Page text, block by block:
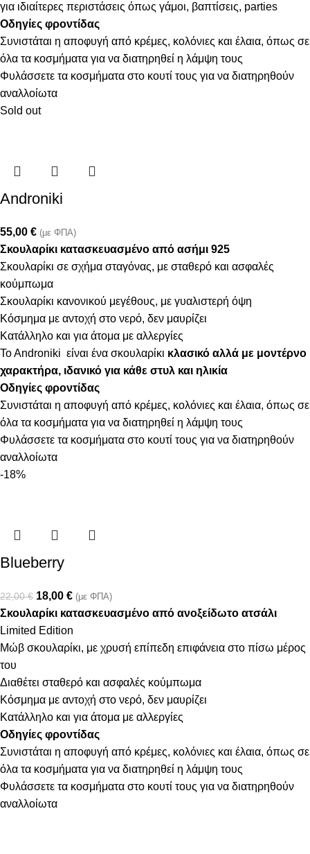
για ιδιαίτερες περιστάσεις όπως γάμοι, βαπτίσεις, parties
Οδηγίες φροντίδας
Συνιστάται η αποφυγή από κρέμες, κολόνιες και έλαια, όπως σε
όλα τα κοσμήματα για να διατηρηθεί η λάμψη τους
Φυλάσσετε τα κοσμήματα στο κουτί τους για να διατηρηθούν
αναλλοίωτα
Sold out
Androniki
55,00 € (με ΦΠΑ)
Σκουλαρίκι κατασκευασμένο από ασήμι 925
Σκουλαρίκι σε σχήμα σταγόνας, με σταθερό και ασφαλές
κούμπωμα
Σκουλαρίκι κανονικού μεγέθους, με γυαλιστερή όψη
Κόσμημα με αντοχή στο νερό, δεν μαυρίζει
Κατάλληλο και για άτομα με αλλεργίες
To Androniki είναι ένα σκουλαρίκι κλασικό αλλά με μοντέρνο
χαρακτήρα, ιδανικό για κάθε στυλ και ηλικία
Οδηγίες φροντίδας
Συνιστάται η αποφυγή από κρέμες, κολόνιες και έλαια, όπως σε
όλα τα κοσμήματα για να διατηρηθεί η λάμψη τους
Φυλάσσετε τα κοσμήματα στο κουτί τους για να διατηρηθούν
αναλλοίωτα
-18%
Blueberry
22,00€ 18,00 € (με ΦΠΑ)
Σκουλαρίκι κατασκευασμένο από ανοξείδωτο ατσάλι
Limited Edition
Μώβ σκουλαρίκι, με χρυσή επίπεδη επιφάνεια στο πίσω μέρος
του
Διαθέτει σταθερό και ασφαλές κούμπωμα
Κόσμημα με αντοχή στο νερό, δεν μαυρίζει
Κατάλληλο και για άτομα με αλλεργίες
Οδηγίες φροντίδας
Συνιστάται η αποφυγή από κρέμες, κολόνιες και έλαια, όπως σε
όλα τα κοσμήματα για να διατηρηθεί η λάμψη τους
Φυλάσσετε τα κοσμήματα στο κουτί τους για να διατηρηθούν
αναλλοίωτα